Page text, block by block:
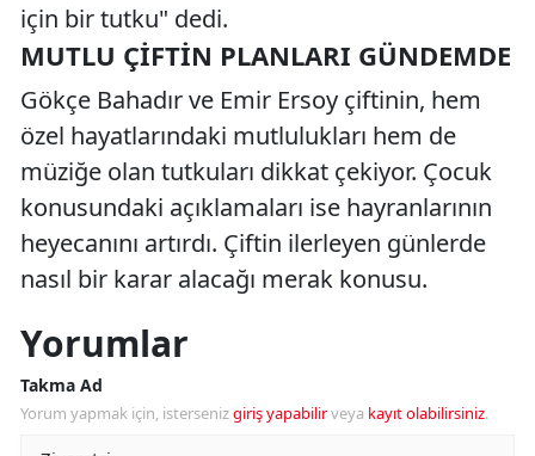
için bir tutku" dedi.
MUTLU ÇIFTIN PLANLARI GÜNDEMDE
Gökçe Bahadır ve Emir Ersoy çiftinin, hem
özel hayatlarındaki mutlulukları hem de
müziğe olan tutkuları dikkat çekiyor. Çocuk
konusundaki açıklamaları ise hayranlarının
heyecanını artırdı. Çiftin ilerleyen günlerde
nasıl bir karar alacağı merak konusu.
Yorumlar
Takma Ad
Yorum yapmak için, istersenizgiriş yapabilirveya kayıt olabilirsiniz.